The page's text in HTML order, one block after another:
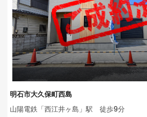
明石市大久保町西島
山陽電鉄「西江井ヶ島」駅 徒歩9分